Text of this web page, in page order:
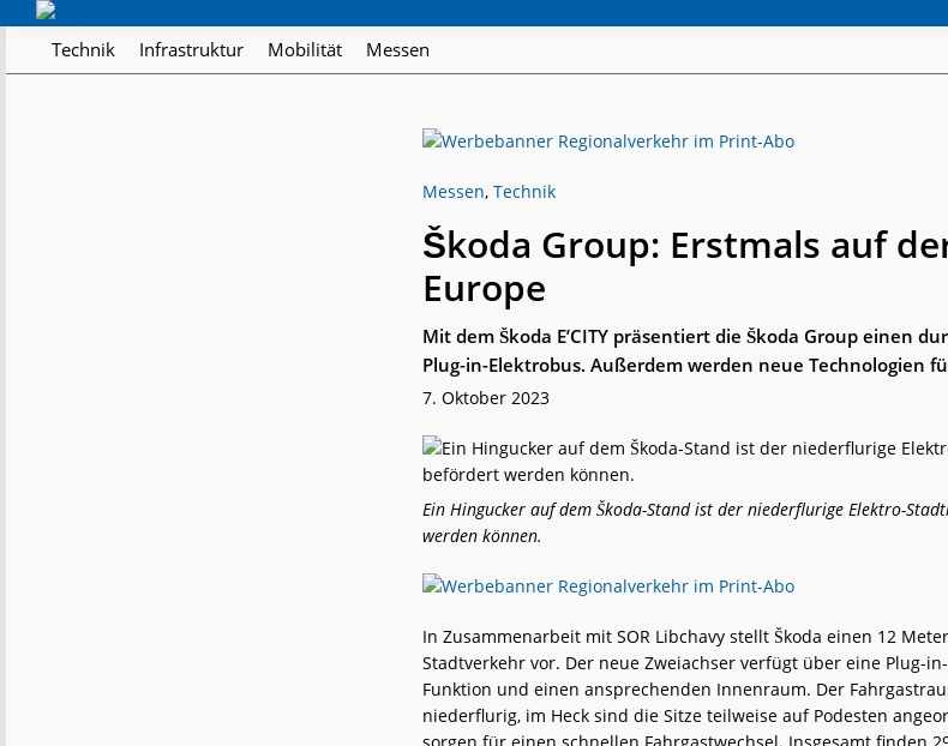
Regionalverkehr
Die
Technik Infrastruktur Mobilität Messen
Messen, Technik
Škoda Group: Erstmals auf
Europe
Mit dem Škoda E’CITY präsentiert die ­Škoda Group einen
Plug-in-Elektrobus. Außerdem werden neue Technologien
7. Oktober 2023
Ein Hingucker auf dem Škoda-Stand ist der niederflurige Elektro-
werden können.
In Zusammenarbeit mit SOR Libchavy stellt Škoda einen 12
Stadtverkehr vor. Der neue Zweiachser verfügt über eine Plug-
Funktion und einen ansprechenden Innenraum. Der
niederflurig, im Heck sind die Sitze teilweise auf Podesten